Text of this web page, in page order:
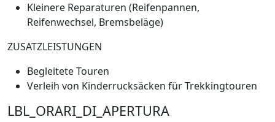
Kleinere Reparaturen (Reifenpannen,
Reifenwechsel, Bremsbeläge)
ZUSATZLEISTUNGEN
Begleitete Touren
Verleih von Kinderrucksäcken für Trekkingtouren
LBL_ORARI_DI_APERTURA